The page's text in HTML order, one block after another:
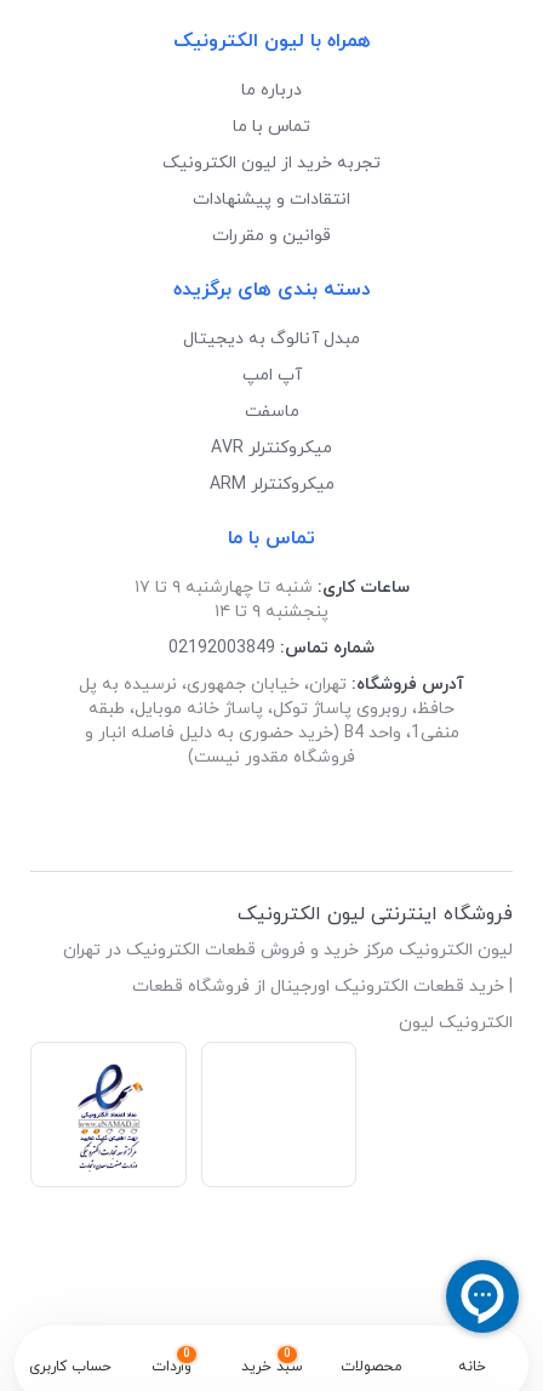
خانه محصولات سبد خرید واردات حساب کاربری
همراه با لیون الکترونیک
درباره ما
تماس با ما
تجربه خرید از لیون الکترونیک
انتقادات و پیشنهادات
قوانین و مقررات
دسته بندی های برگزیده
مبدل آنالوگ به دیجیتال
آپ امپ
ماسفت
میکروکنترلر AVR
میکروکنترلر ARM
تماس با ما
ساعات کاری:شنبه تا چهارشنبه ۹ تا ۱۷
پنجشنبه ۹ تا ۱۴
شماره تماس: 02192003849
آدرس فروشگاه:تهران، خیابان جمهوری، نرسیده به پل
حافظ، روبروی پاساژ توکل، پاساژ خانه موبایل، طبقه
منفی1، واحد B4 (خرید حضوری به دلیل فاصله انبار و
فروشگاه مقدور نیست)
فروشگاه اینترنتی لیون الکترونیک
لیون الکترونیک مرکز خرید و فروش قطعات الکترونیک در تهران
| خرید قطعات الکترونیک اورجینال از فروشگاه قطعات
الکترونیک لیون